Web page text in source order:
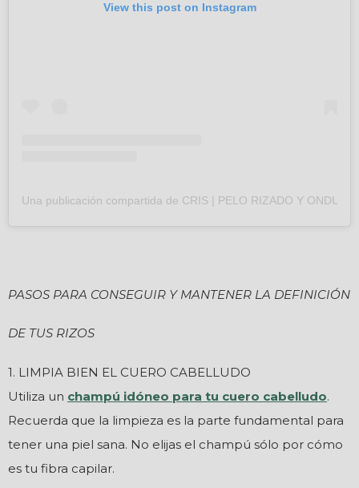
View this post on Instagram
Una publicación compartida de CRIS | PELO RIZADO Y
PASOS PARA CONSEGUIR Y MANTENER LA DEFINICIÓN
DE TUS RIZOS
1. LIMPIA BIEN EL CUERO CABELLUDO
Utiliza un champú idóneo para tu cuero cabelludo.
Recuerda que la limpieza es la parte fundamental para
tener una piel sana. No elijas el champú sólo por cómo
es tu fibra capilar.